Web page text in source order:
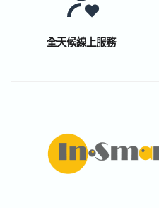
全天候線上服務